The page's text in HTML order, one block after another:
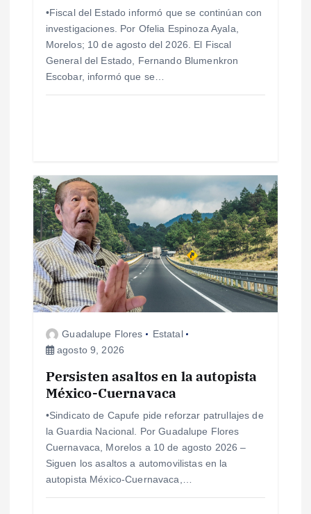
a
s
•Fiscal del Estado informó que se continúan con
investigaciones. Por Ofelia Espinoza Ayala,
Morelos; 10 de agosto del 2026. El Fiscal
General del Estado, Fernando Blumenkron
Escobar, informó que se…
Guadalupe Flores
Estatal
agosto 9, 2026
Persisten asaltos en la autopista
México-Cuernavaca
•Sindicato de Capufe pide reforzar patrullajes de
la Guardia Nacional. Por Guadalupe Flores
Cuernavaca, Morelos a 10 de agosto 2026 –
Siguen los asaltos a automovilistas en la
autopista México-Cuernavaca,…